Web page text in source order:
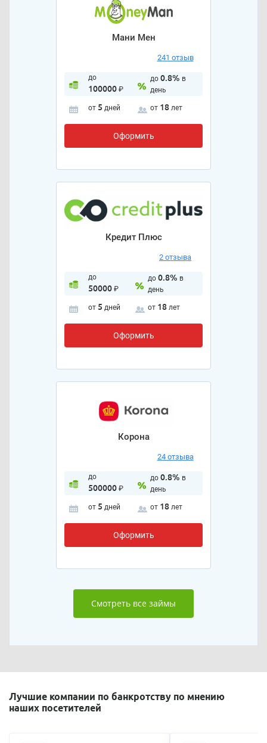
Мани Мен
241 отзыв
до
100000₽
до 0.8% в
день
от 5 дней от 18 лет
Оформить
Кредит Плюс
2 отзыва
до
50000₽
до 0.8% в
день
от 5 дней от 18 лет
Оформить
Корона
24 отзыва
до
500000₽
до 0.8% в
день
от 5 дней от 18 лет
Оформить
Смотреть все займы
Лучшие компании по банкротству по мнению
наших посетителей